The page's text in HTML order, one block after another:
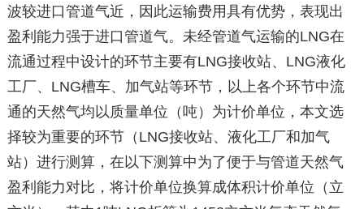
波较进口管道气近，因此运输费用具有优势，表现出
盈利能力强于进口管道气。未经管道气运输的LNG在
流通过程中设计的环节主要有LNG接收站、LNG液化
工厂、LNG槽车、加气站等环节，以上各个环节中流
通的天然气均以质量单位（吨）为计价单位，本文选
择较为重要的环节（LNG接收站、液化工厂和加气
站）进行测算，在以下测算中为了便于与管道天然气
盈利能力对比，将计价单位换算成体积计价单位（立